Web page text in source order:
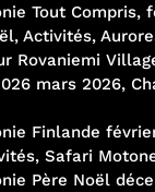
Tout Compris,
Activités,
Rovaniemi
mars 2026,
Finlande
Safari
Père Noël